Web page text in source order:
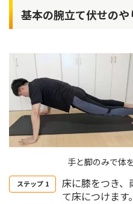
基本の腕立て伏せのや
手と脚のみで体
床に膝をつき
て床につけます。